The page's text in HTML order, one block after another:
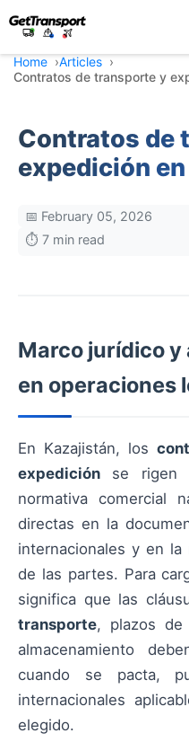
Home
Articles
Contratos de transporte y
Contratos de
expedición
📅 February 05, 2026
⏱️ 7 min read
Marco jurídico
en operaciones
En Kazajistán, los
expedición se rigen
normativa comercial
directas en la
internacionales y en la
de las partes. Para
significa que las
transporte, plazos de
almacenamiento
cuando se pacta,
internacionales
elegido.